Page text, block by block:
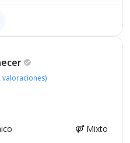
valoraciones)
Mixto